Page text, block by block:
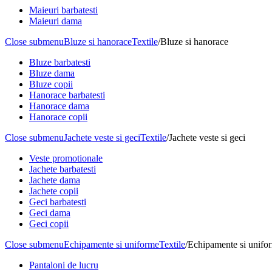
Maieuri barbatesti
Maieuri dama
Close submenuBluze si hanoraceTextile/Bluze si hanorace
Bluze barbatesti
Bluze dama
Bluze copii
Hanorace barbatesti
Hanorace dama
Hanorace copii
Close submenuJachete veste si geciTextile/Jachete veste si geci
Veste promotionale
Jachete barbatesti
Jachete dama
Jachete copii
Geci barbatesti
Geci dama
Geci copii
Close submenuEchipamente si uniformeTextile/Echipamente si
Pantaloni de lucru